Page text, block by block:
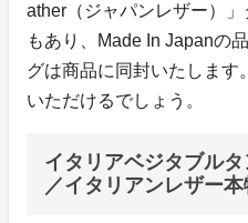
ather（ジャパンレザー）
もあり、Made In Japanの
グは商品に同封いたします
いただけるでしょう。
イタリアベジタブル
／イタリアンレザー